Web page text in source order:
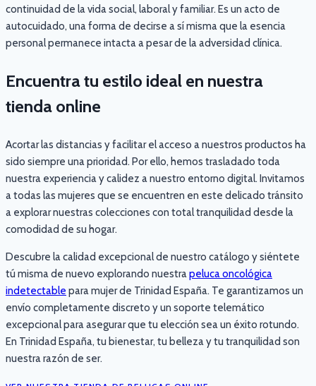
continuidad de la vida social, laboral y familiar. Es un acto de
autocuidado, una forma de decirse a sí misma que la esencia
personal permanece intacta a pesar de la adversidad clínica.
Encuentra tu estilo ideal en nuestra
tienda online
Acortar las distancias y facilitar el acceso a nuestros productos ha
sido siempre una prioridad. Por ello, hemos trasladado toda
nuestra experiencia y calidez a nuestro entorno digital. Invitamos
a todas las mujeres que se encuentren en este delicado tránsito
a explorar nuestras colecciones con total tranquilidad desde la
comodidad de su hogar.
Descubre la calidad excepcional de nuestro catálogo y siéntete
tú misma de nuevo explorando nuestrapeluca oncológica
indetectable para mujer de Trinidad España. Te garantizamos un
envío completamente discreto y un soporte telemático
excepcional para asegurar que tu elección sea un éxito rotundo.
En Trinidad España, tu bienestar, tu belleza y tu tranquilidad son
nuestra razón de ser.